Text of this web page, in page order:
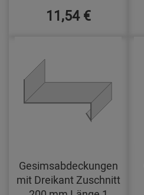
11,54 €
Gesimsabdeckungen
mit Dreikant Zuschnitt